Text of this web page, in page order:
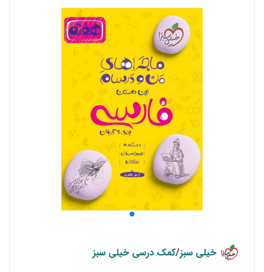
خیلی سبز/کمک درسی خیلی سبز